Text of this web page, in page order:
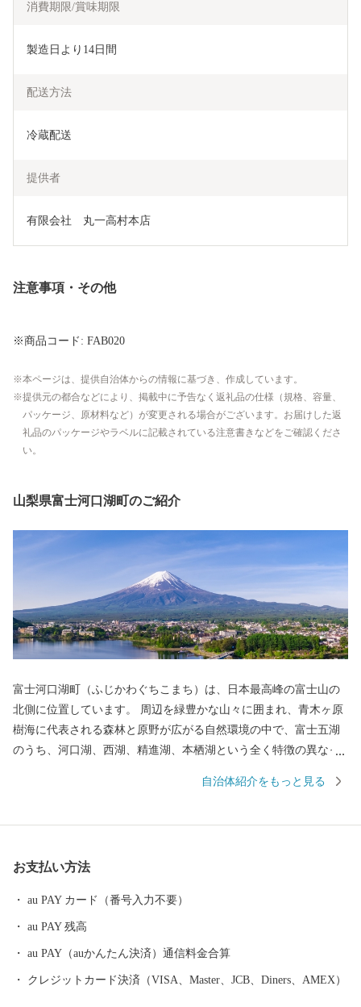
消費期限/賞味期限
製造日より14日間
配送方法
冷蔵配送
提供者
有限会社　丸一高村本店
注意事項・その他
※商品コード: FAB020
本ページは、提供自治体からの情報に基づき、作成しています。
提供元の都合などにより、掲載中に予告なく返礼品の仕様（規格、容量、
パッケージ、原材料など）が変更される場合がございます。お届けした返
礼品のパッケージやラベルに記載されている注意書きなどをご確認くださ
い。
山梨県富士河口湖町のご紹介
富士河口湖町（ふじかわぐちこまち）は、日本最高峰の富士山の
北側に位置しています。 周辺を緑豊かな山々に囲まれ、青木ヶ原
樹海に代表される森林と原野が広がる自然環境の中で、富士五湖
のうち、河口湖、西湖、精進湖、本栖湖という全く特徴の異なっ
す。 南は富士山の傾斜地、北は御坂山系に挟まれた高原のため夏
す。 都心から車で約９０分の場所に位置する富士河口湖町では、
河口湖美術館や河口湖ステラシアターなどの文化・観光施設のほ
設も充実しています。 ハーブフェスティバルや紅葉まつりなど季
節を感じることのできるイベントのほかにも、富士山河口湖音楽
祭や、４つの湖で行われる花火大会、マラソンなど多彩なイベン
自治体紹介をもっと見る
お支払い方法
au PAY カード（番号入力不要）
au PAY 残高
au PAY（auかんたん決済）通信料金合算
クレジットカード決済（VISA、Master、JCB、Diners、AMEX）